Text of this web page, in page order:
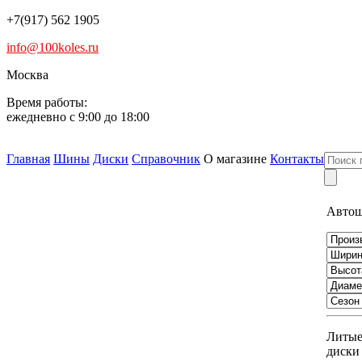
+7(917) 562 1905
info@100koles.ru
Москва
Время работы:
ежедневно с 9:00 до 18:00
Главная Шины Диски Справочник О магазине Контакты
Литые
диски